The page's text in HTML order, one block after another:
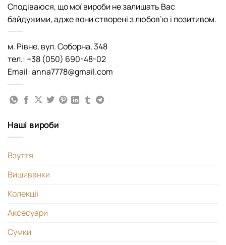
Сподіваюся, що мої вироби не залишать Вас
байдужими, адже вони створені з любов’ю і позитивом.
м. Рівне, вул. Соборна, 348
тел.: +38 (050) 690-48-02
Email: anna7778@gmail.com
Наші вироби
Взуття
Вишиванки
Колекціі
Аксесуари
Сумки